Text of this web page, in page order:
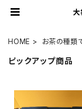
大
HOME お茶の種類
ピックアップ商品